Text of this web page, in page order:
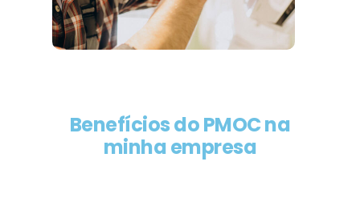
Benefícios do PMOC na
minha empresa